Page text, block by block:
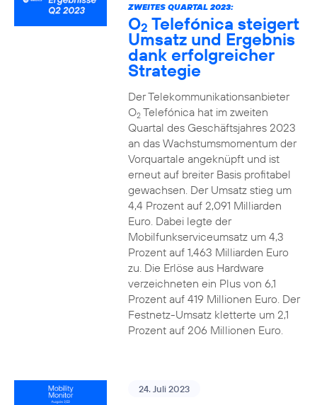
ZWEITES QUARTAL 2023:
O2 Telefónica steigert
Umsatz und Ergebnis
dank erfolgreicher
Strategie
Der Telekommunikationsanbieter
O2Telefónica hat im zweiten
Quartal des Geschäftsjahres 2023
an das Wachstumsmomentum der
Vorquartale angeknüpft und ist
erneut auf breiter Basis profitabel
gewachsen. Der Umsatz stieg um
4,4 Prozent auf 2,091 Milliarden
Euro. Dabei legte der
Mobilfunkserviceumsatz um 4,3
Prozent auf 1,463 Milliarden Euro
zu. Die Erlöse aus Hardware
verzeichneten ein Plus von 6,1
Prozent auf 419 Millionen Euro. Der
Festnetz-Umsatz kletterte um 2,1
Prozent auf 206 Millionen Euro.
24. Juli 2023